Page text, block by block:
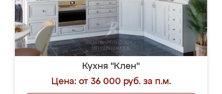
Кухня "Клен"
Цена: от 36 000 руб. за п.м.